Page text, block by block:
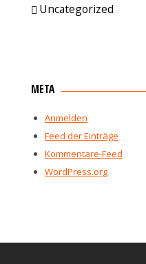
Uncategorized
META
Anmelden
Feed der Einträge
Kommentare-Feed
WordPress.org